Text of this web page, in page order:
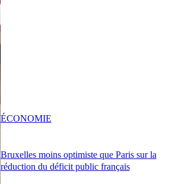
Bruxelles moins optimiste que Paris sur la
réduction du déficit public français
ÉCONOMIE